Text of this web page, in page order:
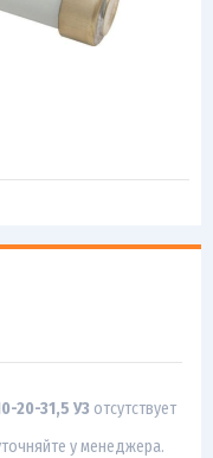
20-31,5 У3 отсутствует
у менеджера.